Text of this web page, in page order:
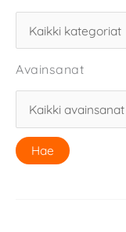
Avainsanat